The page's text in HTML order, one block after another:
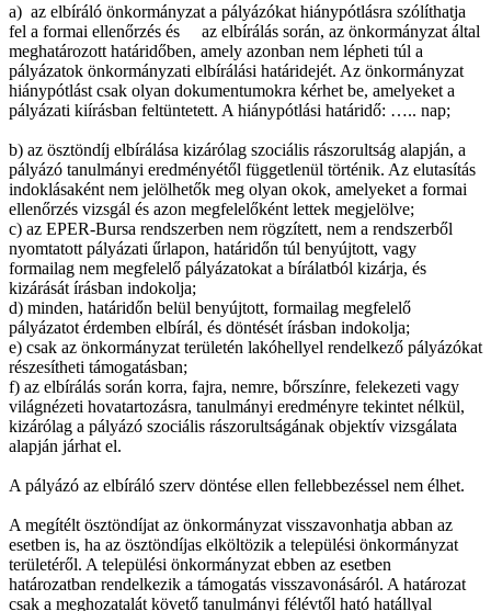
a) az elbíráló önkormányzat a pályázókat hiánypótlásra szólíthatja
fel a formai ellenőrzés és az elbírálás során, az önkormányzat által
meghatározott határidőben, amely azonban nem lépheti túl a
pályázatok önkormányzati elbírálási határidejét. Az önkormányzat
hiánypótlást csak olyan dokumentumokra kérhet be, amelyeket a
pályázati kiírásban feltüntetett. A hiánypótlási határidő: ….. nap;
b) az ösztöndíj elbírálása kizárólag szociális rászorultság alapján, a
pályázó tanulmányi eredményétől függetlenül történik. Az elutasítás
indoklásaként nem jelölhetők meg olyan okok, amelyeket a formai
ellenőrzés vizsgál és azon megfelelőként lettek megjelölve;
c) az EPER-Bursa rendszerben nem rögzített, nem a rendszerből
nyomtatott pályázati űrlapon, határidőn túl benyújtott, vagy
formailag nem megfelelő pályázatokat a bírálatból kizárja, és
kizárását írásban indokolja;
d) minden, határidőn belül benyújtott, formailag megfelelő
pályázatot érdemben elbírál, és döntését írásban indokolja;
e) csak az önkormányzat területén lakóhellyel rendelkező pályázókat
részesítheti támogatásban;
f) az elbírálás során korra, fajra, nemre, bőrszínre, felekezeti vagy
világnézeti hovatartozásra, tanulmányi eredményre tekintet nélkül,
kizárólag a pályázó szociális rászorultságának objektív vizsgálata
alapján járhat el.
A pályázó az elbíráló szerv döntése ellen fellebbezéssel nem élhet.
A megítélt ösztöndíjat az önkormányzat visszavonhatja abban az
esetben is, ha az ösztöndíjas elköltözik a települési önkormányzat
területéről. A települési önkormányzat ebben az esetben
határozatban rendelkezik a támogatás visszavonásáról. A határozat
csak a meghozatalát követő tanulmányi félévtől ható hatállyal